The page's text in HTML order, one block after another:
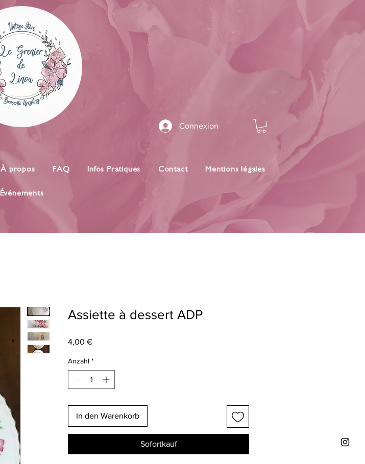
Connexion
À propos FAQ Infos Pratiques Contact Mentions légales
Événements
Assiette à dessert ADP
4,00 €Preis
Anzahl *
In den Warenkorb
Sofortkauf